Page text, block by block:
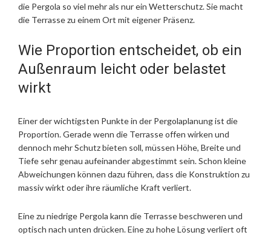
die Pergola so viel mehr als nur ein Wetterschutz. Sie macht
die Terrasse zu einem Ort mit eigener Präsenz.
Wie Proportion entscheidet, ob ein
Außenraum leicht oder belastet
wirkt
Einer der wichtigsten Punkte in der Pergolaplanung ist die
Proportion. Gerade wenn die Terrasse offen wirken und
dennoch mehr Schutz bieten soll, müssen Höhe, Breite und
Tiefe sehr genau aufeinander abgestimmt sein. Schon kleine
Abweichungen können dazu führen, dass die Konstruktion zu
massiv wirkt oder ihre räumliche Kraft verliert.
Eine zu niedrige Pergola kann die Terrasse beschweren und
optisch nach unten drücken. Eine zu hohe Lösung verliert oft